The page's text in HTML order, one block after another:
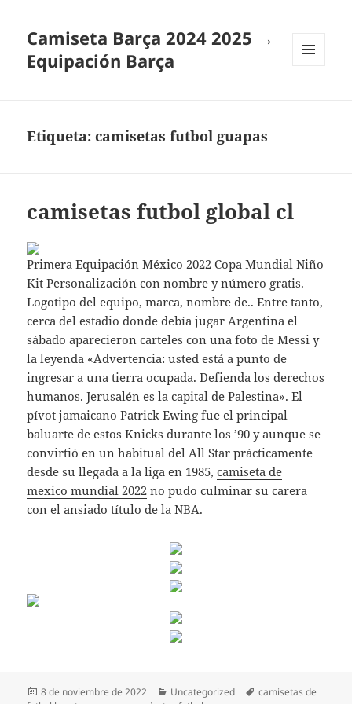
Camiseta Barça 2024 2025 →
Equipación Barça
Etiqueta:camisetas futbol guapas
camisetas futbol global cl
Primera Equipación México 2022 Copa Mundial Niño
Kit Personalización con nombre y número gratis.
Logotipo del equipo, marca, nombre de.. Entre tanto,
cerca del estadio donde debía jugar Argentina el
sábado aparecieron carteles con una foto de Messi y
la leyenda «Advertencia: usted está a punto de
ingresar a una tierra ocupada. Defienda los derechos
humanos. Jerusalén es la capital de Palestina». El
pívot jamaicano Patrick Ewing fue el principal
baluarte de estos Knicks durante los ’90 y aunque se
convirtió en un habitual del All Star prácticamente
desde su llegada a la liga en 1985,camiseta de
mexico mundial 2022 no pudo culminar su carera
con el ansiado título de la NBA.
Publicado
8 de noviembre de 2022 Categorías
Uncategorized Etiquetas
camisetas de